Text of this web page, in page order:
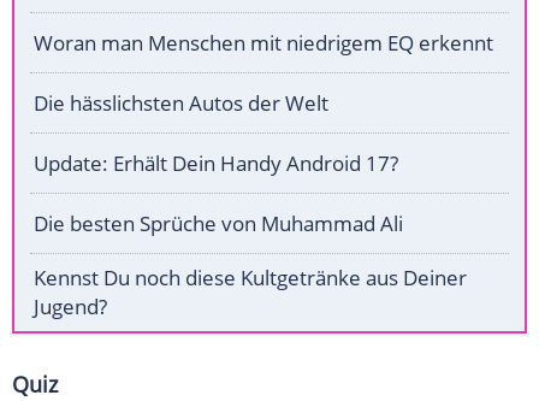
Woran man Menschen mit niedrigem EQ erkennt
Die hässlichsten Autos der Welt
Update: Erhält Dein Handy Android 17?
Die besten Sprüche von Muhammad Ali
Kennst Du noch diese Kultgetränke aus Deiner
Jugend?
Quiz